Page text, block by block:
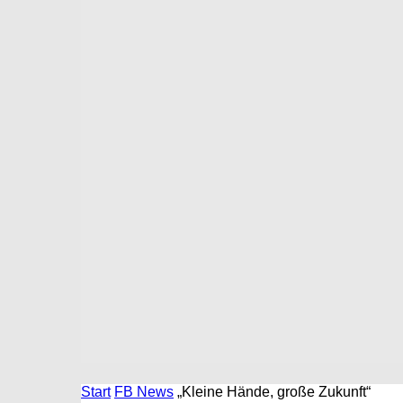
Start FB News „Kleine Hände, große Zukunft“